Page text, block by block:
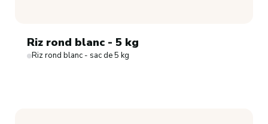
Riz rond blanc - 5 kg
Riz rond blanc - sac de 5 kg